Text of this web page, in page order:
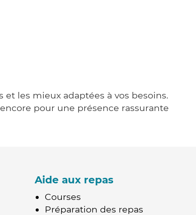
les mieux adaptées à vos besoins.
pour une présence rassurante
Aide aux repas
Courses
Préparation des repas